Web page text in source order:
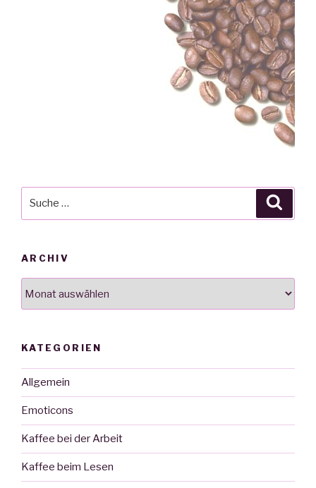
ARCHIV
KATEGORIEN
Allgemein
Emoticons
Kaffee bei der Arbeit
Kaffee beim Lesen